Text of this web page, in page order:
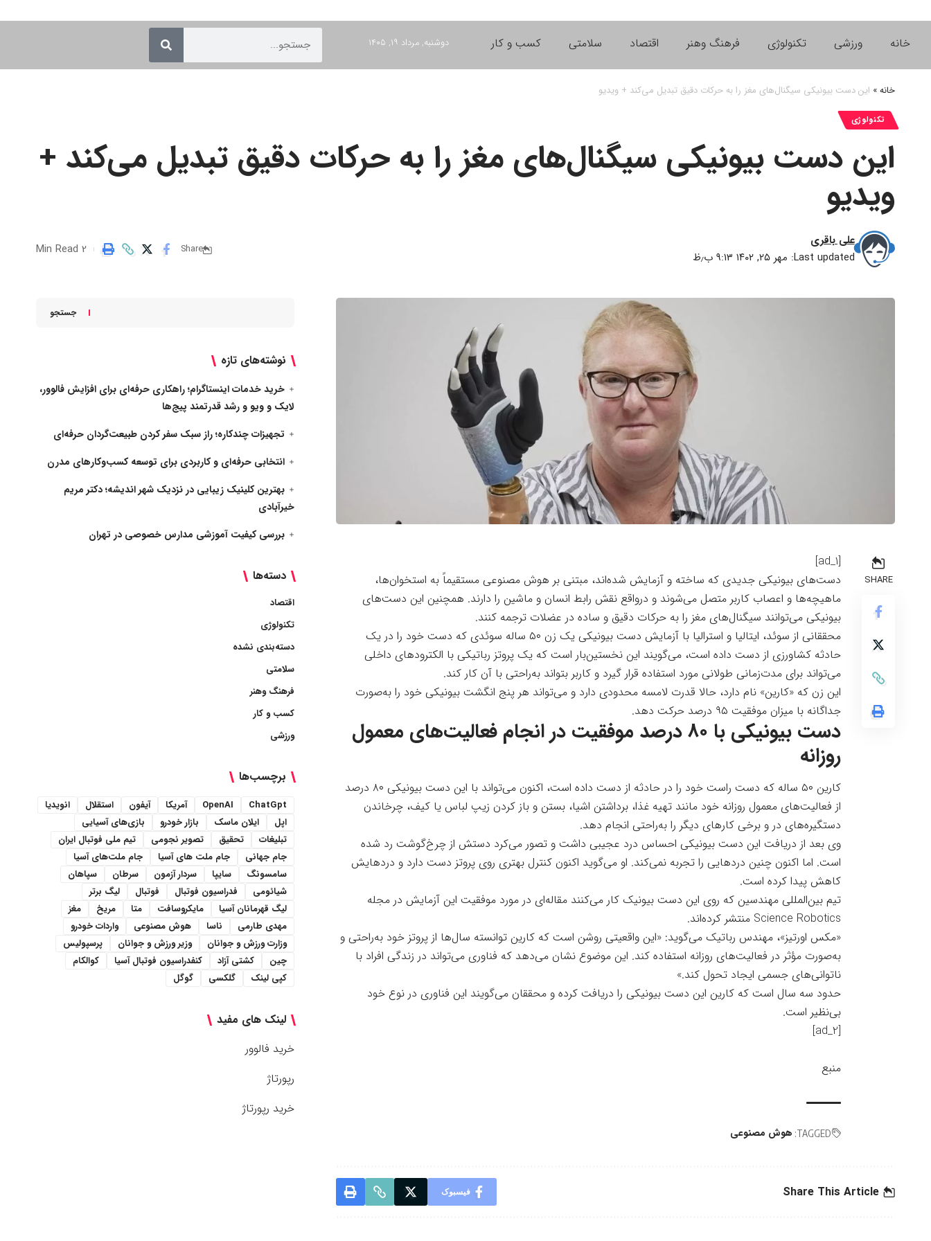
خانه ورزشی تکنولوژی فرهنگ وهنر اقتصاد سلامتی کسب و کار دوشنبه, مرداد ۱۹, ۱۴۰۵
خانه» این دست بیونیکی سیگنال‌های مغز را به حرکات دقیق تبدیل می‌کند + ویدیو
تکنولوژی
این دست بیونیکی سیگنال‌های مغز را به حرکات دقیق تبدیل می‌کند +
ویدیو
Last updated: مهر ۲۵, ۱۴۰۲ ۹:۱۳ ب٫ظ
علی باقری
Share
2 Min Read
SHARE
[ad_1]
دست‌های بیونیکی جدیدی که ساخته و آزمایش شده‌اند، مبتنی بر هوش مصنوعی مستقیماً به استخوان‌ها،
ماهیچه‌ها و اعصاب کاربر متصل می‌شوند و درواقع نقش رابط انسان و ماشین را دارند. همچنین این دست‌های
بیونیکی می‌توانند سیگنال‌های مغز را به حرکات دقیق و ساده در عضلات ترجمه کنند.
محققانی از سوئد، ایتالیا و استرالیا با آزمایش دست بیونیکی یک زن ۵۰ ساله سوئدی که دست خود را در یک
حادثه کشاورزی از دست داده است، می‌گویند این نخستین‌بار است که یک پروتز رباتیکی با الکترودهای داخلی
می‌تواند برای مدت‌زمانی طولانی مورد استفاده قرار گیرد و کاربر بتواند به‌راحتی با آن کار کند.
این زن که «کارین» نام دارد، حالا قدرت لامسه محدودی دارد و می‌تواند هر پنج انگشت بیونیکی خود را به‌صورت
جداگانه با میزان موفقیت ۹۵ درصد حرکت دهد.
دست بیونیکی با ۸۰ درصد موفقیت در انجام فعالیت‌های معمول
روزانه
کارین ۵۰ ساله که دست راست خود را در حادثه از دست داده است، اکنون می‌تواند با این دست بیونیکی ۸۰ درصد
از فعالیت‌های معمول روزانه خود مانند تهیه غذا، برداشتن اشیا، بستن و باز کردن زیپ لباس یا کیف، چرخاندن
دستگیره‌های در و برخی کارهای دیگر را به‌راحتی انجام دهد.
وی بعد از دریافت این دست بیونیکی احساس درد عجیبی داشت و تصور می‌کرد دستش از چرخ‌گوشت رد شده
است. اما اکنون چنین دردهایی را تجربه نمی‌کند. او می‌گوید اکنون کنترل بهتری روی پروتز دست دارد و دردهایش
کاهش پیدا کرده است.
تیم بین‌المللی مهندسین که روی این دست بیونیک کار می‌کنند مقاله‌ای در مورد موفقیت این آزمایش در مجله
Science Robotics منتشر کرده‌اند.
«مکس اورتیز»، مهندس رباتیک می‌گوید: «این واقعیتی روشن است که کارین توانسته سال‌ها از پروتز خود به‌راحتی و
به‌صورت مؤثر در فعالیت‌های روزانه استفاده کند. این موضوع نشان می‌دهد که فناوری می‌تواند در زندگی افراد با
ناتوانی‌های جسمی ایجاد تحول کند.»
حدود سه سال است که کارین این دست بیونیکی را دریافت کرده و محققان می‌گویند این فناوری در نوع خود
بی‌نظیر است.
[ad_2]
منبع
TAGGED: هوش مصنوعی
Share This Article فیسبوک
جستجو
نوشته‌های تازه
خرید خدمات اینستاگرام؛ راهکاری حرفه‌ای برای افزایش فالوور،
لایک و ویو و رشد قدرتمند پیج‌ها
تجهیزات چندکاره؛ راز سبک سفر کردن طبیعت‌گردان حرفه‌ای
انتخابی حرفه‌ای و کاربردی برای توسعه کسب‌وکارهای مدرن
بهترین کلینیک زیبایی در نزدیک شهر اندیشه؛ دکتر مریم
خیرآبادی
بررسی کیفیت آموزشی مدارس خصوصی در تهران
دسته‌ها
اقتصاد
تکنولوژی
دسته‌بندی نشده
سلامتی
فرهنگ وهنر
کسب و کار
ورزشی
برچسب‌ها
ChatGpt
OpenAI آمریکا آیفون استقلال
انویدیا
اپل
ایلان ماسک بازار خودرو
بازی‌های آسیایی
تبلیغات
تحقیق تصویر نجومی
تیم ملی فوتبال ایران
جام جهانی
جام ملت های آسیا
جام ملت‌های آسیا
سامسونگ
سایپا سردار آزمون سرطان
سپاهان
شیائومی
فدراسیون فوتبال فوتبال
لیگ برتر
لیگ قهرمانان آسیا
مایکروسافت متا مریخ
مغز
مهدی طارمی
ناسا هوش مصنوعی
واردات خودرو
وزارت ورزش و جوانان
وزیر ورزش و جوانان
پرسپولیس
چین
کشتی آزاد کنفدراسیون فوتبال آسیا
کوالکام
کپی لینک
گلکسی گوگل
لینک های مفید
خرید فالوور
رپورتاژ
خرید رپورتاژ